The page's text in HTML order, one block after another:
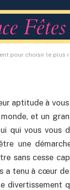
pour choisir le plus
12 octobre 2020
aptitude à
et un
qui vous vous
une
sans cesse
a tenu à cœur
divertissement